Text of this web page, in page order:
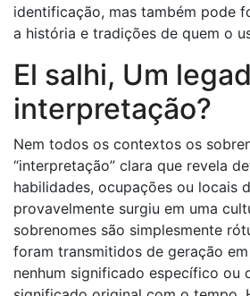
identificação, mas também pode
a história e tradições de quem o
El salhi, Um
interpretação?
Nem todos os contextos os
“interpretação” clara que revela
habilidades, ocupações ou locais
provavelmente surgiu em uma
sobrenomes são simplesmente
foram transmitidos de geração
nenhum significado específico ou